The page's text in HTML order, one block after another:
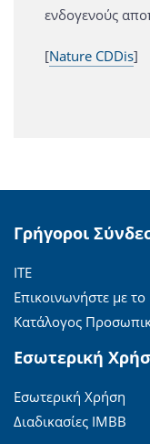
ενδογενούς
[Nature CDDis]
Γρήγοροι
ΙΤΕ
Επικοινωνήστε με
Κατάλογος
Εσωτερική
Εσωτερική Χρήση
Διαδικασίες ΙΜΒΒ